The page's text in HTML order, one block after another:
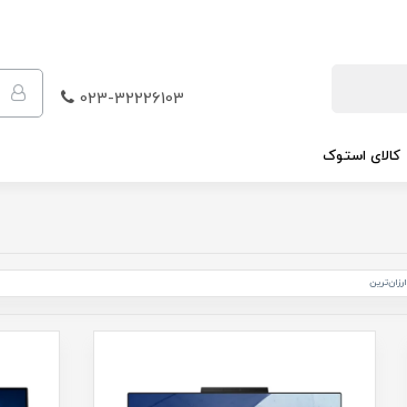
023-32226103
کالای استوک
ارزان‌ترین